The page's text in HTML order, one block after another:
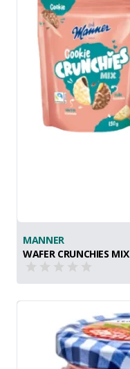
MANNER
WAFER CRUNCHIES